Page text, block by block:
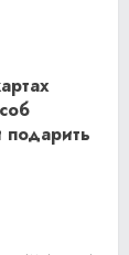
подарить